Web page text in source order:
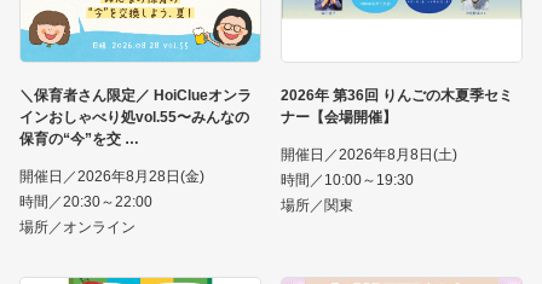
＼保育者さん限定／ HoiClueオンラ
インおしゃべり処vol.55〜みんなの
保育の“今”を交
開催日／2026年8月28日(金)
時間／20:30～22:00
場所／オンライン
2026年 第36回 りんごの木夏季セミ
ナー【会場開催】
開催日／2026年8月8日(土)
時間／10:00～19:30
場所／関東